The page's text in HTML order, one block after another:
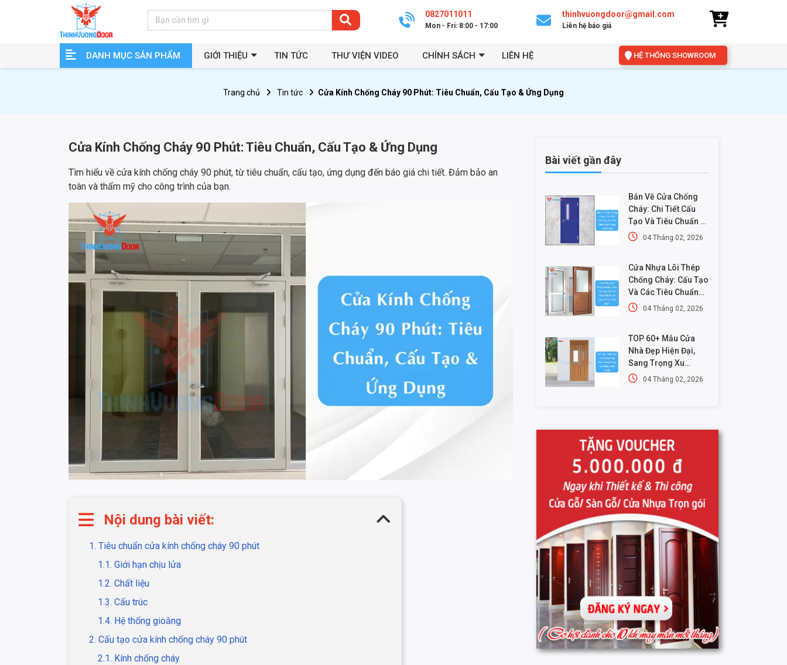
0827011011
Mon - Fri: 8:00 - 17:00
thinhvuongdoor@gmail.com
Liên hệ báo giá
DANH MỤC SẢN PHẨM GIỚI THIỆU TIN TỨC THƯ VIỆN VIDEO CHÍNH SÁCH LIÊN HỆ HỆ THỐNG SHOWROOM
Trang chủ Tin tức Cửa Kính Chống Cháy 90 Phút: Tiêu Chuẩn, Cấu Tạo & Ứng Dụng
Cửa Kính Chống Cháy 90 Phút: Tiêu Chuẩn, Cấu Tạo & Ứng Dụng
Tìm hiểu về cửa kính chống cháy 90 phút, từ tiêu chuẩn, cấu tạo, ứng dụng đến báo giá chi tiết. Đảm bảo an
toàn và thẩm mỹ cho công trình của bạn.
Nội dung bài viết:
1. Tiêu chuẩn cửa kính chống cháy 90 phút
1.1. Giới hạn chịu lửa
1.2. Chất liệu
1.3. Cấu trúc
1.4. Hệ thống gioăng
2. Cấu tạo cửa kính chống cháy 90 phút
2.1. Kính chống cháy
Bài viết gần đây
Bản Vẽ Cửa Chống
Cháy: Chi Tiết Cấu
Tạo Và Tiêu Chuẩn Kỹ
Thuật Mới Nhất
04 Tháng 02, 2026
Cửa Nhựa Lõi Thép
Chống Cháy: Cấu Tạo
Và Các Tiêu Chuẩn
An Toàn PCCC Mới
04 Tháng 02, 2026
TOP 60+ Mẫu Cửa
Nhà Đẹp Hiện Đại,
Sang Trọng Xu
Hướng Mới Nhất
04 Tháng 02, 2026